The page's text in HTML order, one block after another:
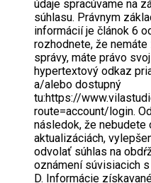
údaje spracúvame na
súhlasu. Právnym
informácií je článok 6
rozhodnete, že
správy, máte právo
hypertextový odkaz
a/alebo dostupný
tu:https://
route=account/login.
následok, že nebudete
aktualizáciách,
odvolať súhlas na
oznámení súvisiacich
D. Informácie